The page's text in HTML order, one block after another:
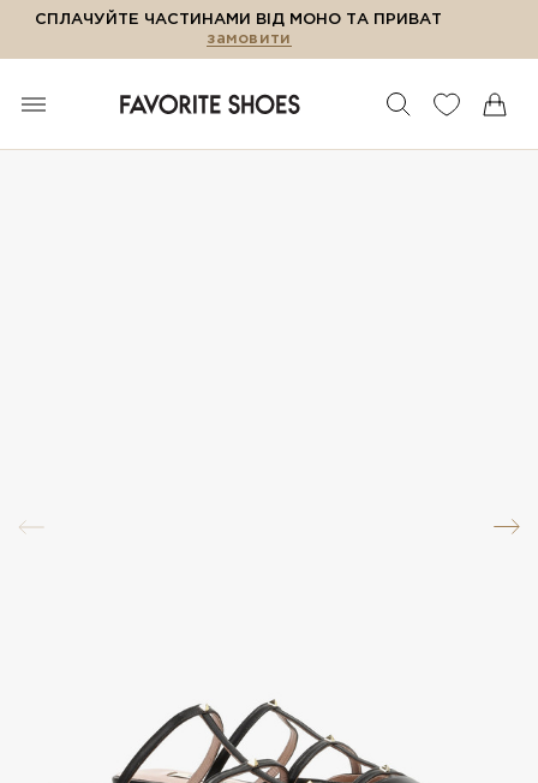
СПЛАЧУЙТЕ ЧАСТИНАМИ ВІД МОНО ТА ПРИВАТ
замовити